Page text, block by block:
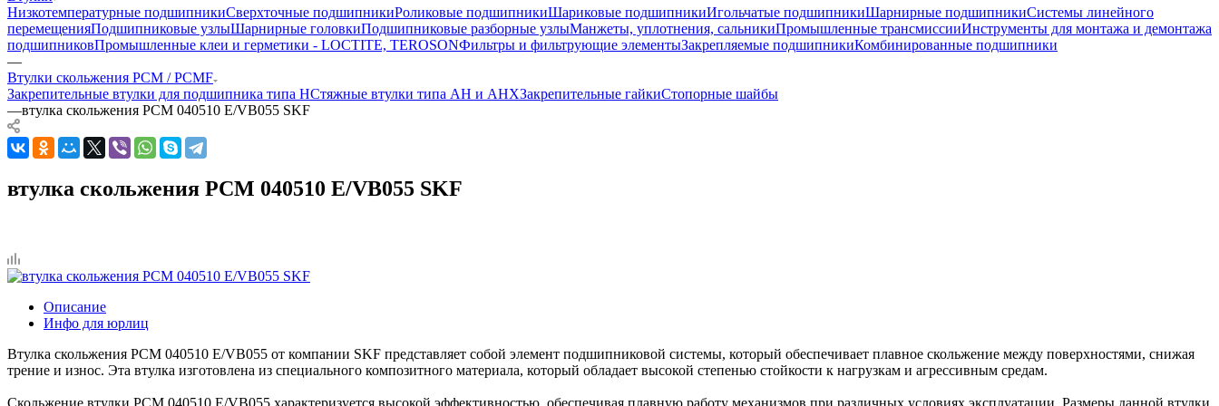
Низкотемпературные подшипникиСверхточные подшипникиРоликовые подшипникиШариковые подшипникиИгольчатые подшипникиШарнирные подшипникиСистемы линейного
перемещенияПодшипниковые узлыШарнирные головкиПодшипниковые разборные узлыМанжеты, уплотнения, сальникиПромышленные трансмиссииИнструменты для монтажа и демонтажа
подшипниковПромышленные клеи и герметики - LOCTITE, TEROSONФильтры и фильтрующие элементыЗакрепляемые подшипникиКомбинированные подшипники
—
Втулки скольжения PCM / PCMF
Закрепительные втулки для подшипника типа HСтяжные втулки типа AH и AHXЗакрепительные гайкиСтопорные шайбы
—втулка скольжения PCM 040510 E/VB055 SKF
втулка скольжения PCM 040510 E/VB055 SKF
Описание
Инфо для юрлиц
Втулка скольжения PCM 040510 E/VB055 от компании SKF представляет собой элемент подшипниковой системы, который обеспечивает плавное скольжение между поверхностями, снижая
трение и износ. Эта втулка изготовлена из специального композитного материала, который обладает высокой степенью стойкости к нагрузкам и агрессивным средам.
Скольжение втулки PCM 040510 E/VB055 характеризуется высокой эффективностью, обеспечивая плавную работу механизмов при различных условиях эксплуатации. Размеры данной втулки